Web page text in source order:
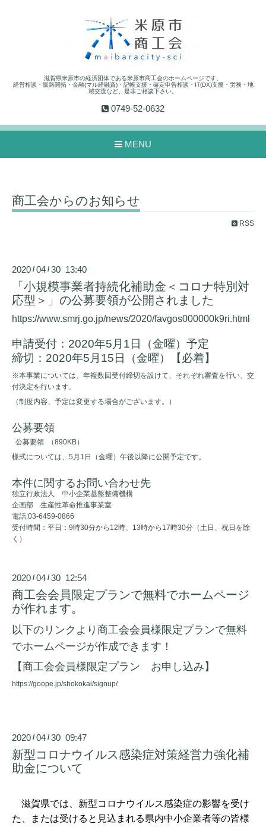
滋賀県米原市の経済団体である米原市商工会のホームページです。
経営相談・販路開拓・金融(マル経融資)・記帳支援・確定申告相談・IT(DX)支援・労務・地
域交流など、是非ご相談下さい。
0749-52-0632
MENU
商工会からのお知らせ
RSS
2020 /04 /30 13:40
「小規模事業者持続化補助金＜コロナ特別対
応型＞」の公募要領が公開されました
https://www.smrj.go.jp/news/2020/favgos000000k9ri.html
申請受付：2020年5月1日（金曜）予定
締切：2020年5月15日（金曜）【必着】
※本事業については、年複数回受付締切を設けて、それぞれ審査を行い、交
付決定を行います。
（制度内容、予定は変更する場合がございます。）
公募要領
公募要領
（890KB）
様式については、5月1日（金曜）午後以降に公開予定です。
本件に関するお問い合わせ先
独立行政法人 中小企業基盤整備機構
企画部 生産性革命推進事業室
電話:03-6459-0866
受付時間：平日：9時30分から12時、13時から17時30分（土日、祝日を除
く）
2020 /04 /30 12:54
商工会会員限定プランで無料でホームページ
が作れます。
以下のリンクより商工会会員様限定プランで無料
でホームページが作成できます！
【商工会会員様限定プラン お申し込み】
https://goope.jp/shokokai/signup/
2020 /04 /30 09:47
新型コロナウイルス感染症対策経営力強化補
助金について
滋賀県では、新型コロナウイルス感染症の影響を受け
た、または受けると見込まれる県内中小企業者等の皆様